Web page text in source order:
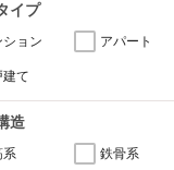
イプ
ション アパート
建て
造
系 鉄骨系